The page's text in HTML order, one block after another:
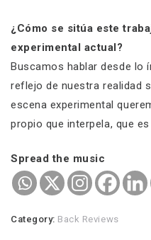
¿Cómo se sitúa este
experimental actual?
Buscamos hablar desde lo
reflejo de nuestra realidad
escena experimental
propio que interpela, que
Spread the music
Category: Back Reviews